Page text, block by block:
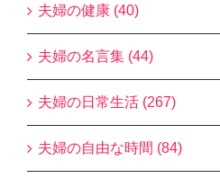
夫婦の健康 (40)
夫婦の名言集 (44)
夫婦の日常生活 (267)
夫婦の自由な時間 (84)